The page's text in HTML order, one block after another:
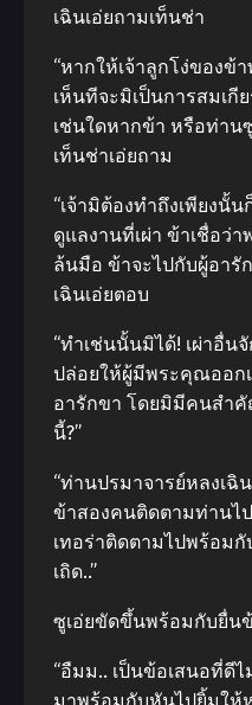
เฉินเอ่ยถามเท็นช่า
“หากให้เจ้าลูกโง่ของ
เห็นทีจะมิเป็นการสมเ
เช่นใดหากข้า หรือท่าน
เท็นช่าเอ่ยถาม
“เจ้ามิต้องทำถึงเพียงนั้
ดูแลงานที่เผ่า ข้าเชื่อว่
ล้นมือ ข้าจะไปกับผู้อารั
เฉินเอ่ยตอบ
“ทำเช่นนั้นมิได้! เผ่าอื่น
ปล่อยให้ผู้มีพระคุณออก
อารักขา โดยมิมีคนสำคั
นี้?”
“ท่านปรมาจารย์หลงเ
ข้าสองคนติดตามท่านไ
เทอร่าติดตามไปพร้อมกั
เถิด..”
ซูเอ่ยขัดขึ้นพร้อมกับยื่น
“อืมม.. เป็นข้อเสนอที่ดีไ